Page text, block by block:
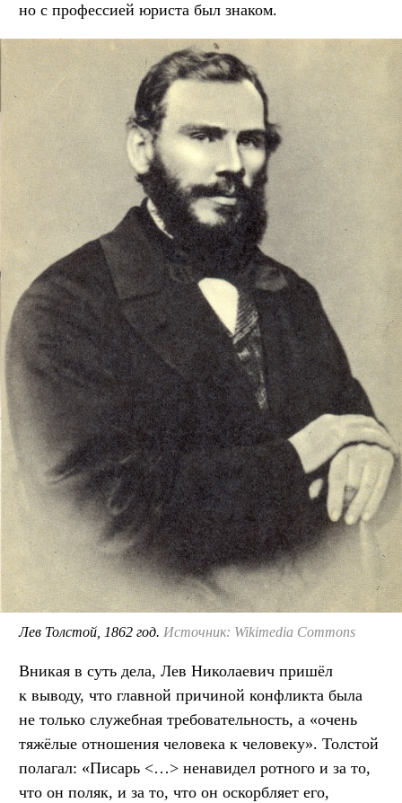
но с профессией юриста был знаком.
Лев Толстой, 1862 год. Источник: Wikimedia Commons
Вникая в суть дела, Лев Николаевич пришёл
к выводу, что главной причиной конфликта была
не только служебная требовательность, а «очень
тяжёлые отношения человека к человеку». Толстой
полагал: «Писарь <…> ненавидел ротного и за то,
что он поляк, и за то, что он оскорбляет его,